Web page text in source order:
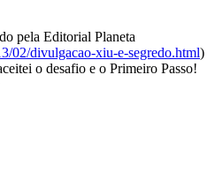
pela Editorial Planeta
02/divulgacao-xiu-e-segredo.html)
o desafio e o Primeiro Passo!